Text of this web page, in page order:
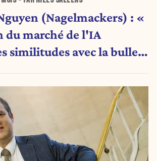
(Nagelmackers) : «
du marché de l'IA
similitudes avec la bulle